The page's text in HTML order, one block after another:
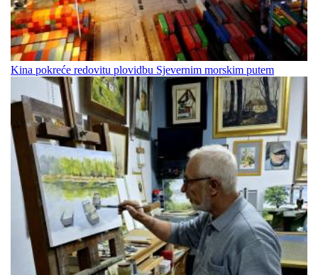
Kina pokreće redovitu plovidbu Sjevernim morskim putem